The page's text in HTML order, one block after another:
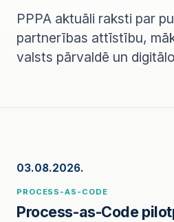
PPPA aktuāli raksti par
partnerības attīstību,
valsts pārvaldē un
03.08.2026.
PROCESS-AS-CODE
Process-as-Code